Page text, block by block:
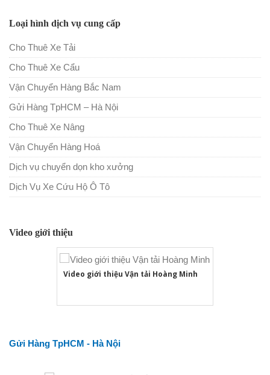
Loại hình dịch vụ cung cấp
Cho Thuê Xe Tải
Cho Thuê Xe Cẩu
Vận Chuyển Hàng Bắc Nam
Gửi Hàng TpHCM – Hà Nội
Cho Thuê Xe Nâng
Vận Chuyển Hàng Hoá
Dịch vụ chuyển dọn kho xưởng
Dịch Vụ Xe Cứu Hộ Ô Tô
Video giới thiệu
Video giới thiệu Vận tải Hoàng Minh
Gửi Hàng TpHCM - Hà Nội